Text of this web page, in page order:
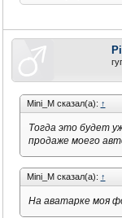
Mini_M сказал(а): ↑
Тогда это будет
продаже моего
Mini_M сказал(а): ↑
На аватарке моя